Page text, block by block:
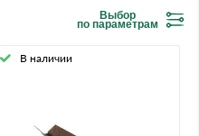
Выбор
по параметрам
В наличии